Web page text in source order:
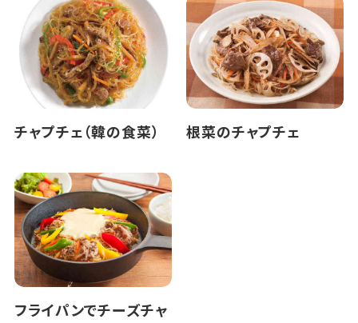
チャプチェ（韓の食菜） 根菜のチャプチェ
フライパンでチーズチャ